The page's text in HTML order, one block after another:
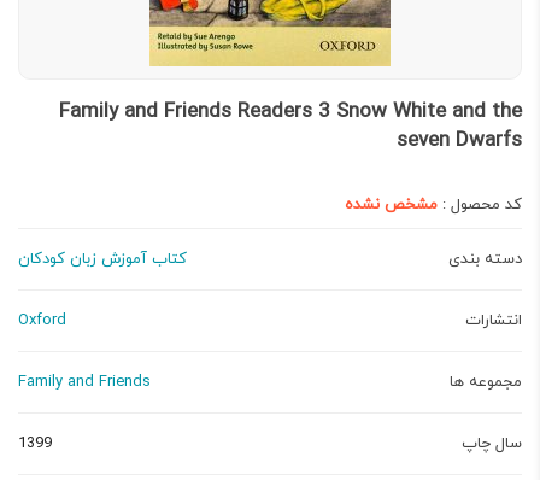
Family and Friends Readers 3 Snow White and the
seven Dwarfs
کد محصول : مشخص نشده
دسته بندی کتاب آموزش زبان کودکان
انتشارات Oxford
مجموعه ها Family and Friends
سال چاپ 1399